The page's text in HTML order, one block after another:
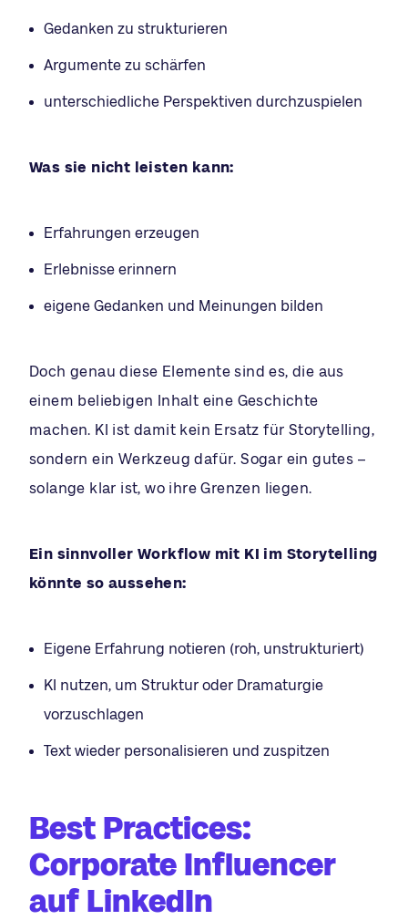
Gedanken zu strukturieren
Argumente zu schärfen
unterschiedliche Perspektiven durchzuspielen
Was sie nicht leisten kann:
Erfahrungen erzeugen
Erlebnisse erinnern
eigene Gedanken und Meinungen bilden
Doch genau diese Elemente sind es, die aus
einem beliebigen Inhalt eine Geschichte
machen. KI ist damit kein Ersatz für Storytelling,
sondern ein Werkzeug dafür. Sogar ein gutes –
solange klar ist, wo ihre Grenzen liegen.
Ein sinnvoller Workflow mit KI im Storytelling
könnte so aussehen:
Eigene Erfahrung notieren (roh, unstrukturiert)
KI nutzen, um Struktur oder Dramaturgie
vorzuschlagen
Text wieder personalisieren und zuspitzen
Best Practices:
Corporate Influencer
auf LinkedIn